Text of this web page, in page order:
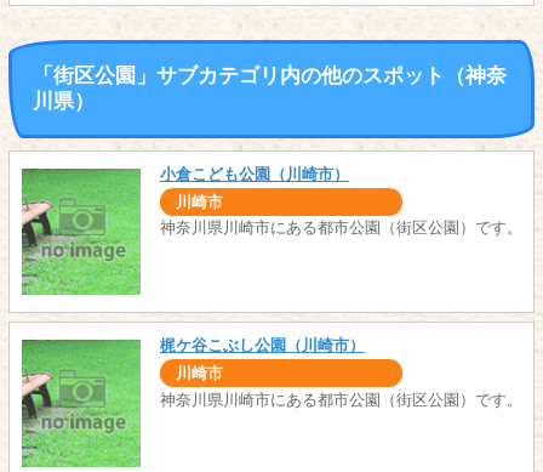
「街区公園」サブカテゴリ内の他のスポット（神奈
川県）
小倉こども公園（川崎市）
川崎市
神奈川県川崎市にある都市公園（街区公園）です。
梶ケ谷こぶし公園（川崎市）
川崎市
神奈川県川崎市にある都市公園（街区公園）です。